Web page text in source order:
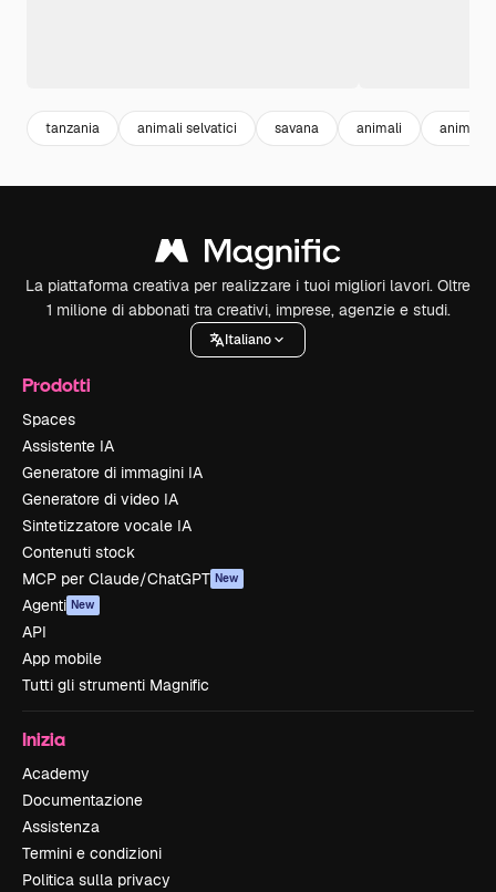
tanzania animali selvatici savana animali animali
La piattaforma creativa per realizzare i tuoi migliori lavori. Oltre
1 milione di abbonati tra creativi, imprese, agenzie e studi.
Italiano
Prodotti
Spaces
Assistente IA
Generatore di immagini IA
Generatore di video IA
Sintetizzatore vocale IA
Contenuti stock
MCP per Claude/ChatGPT New
Agenti New
API
App mobile
Tutti gli strumenti Magnific
Inizia
Academy
Documentazione
Assistenza
Termini e condizioni
Politica sulla privacy